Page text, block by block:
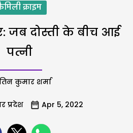
क्राइम
दोस्ती के बीच आई
पत्नी
कुमार शर्मा
प्रदेश Apr 5, 2022